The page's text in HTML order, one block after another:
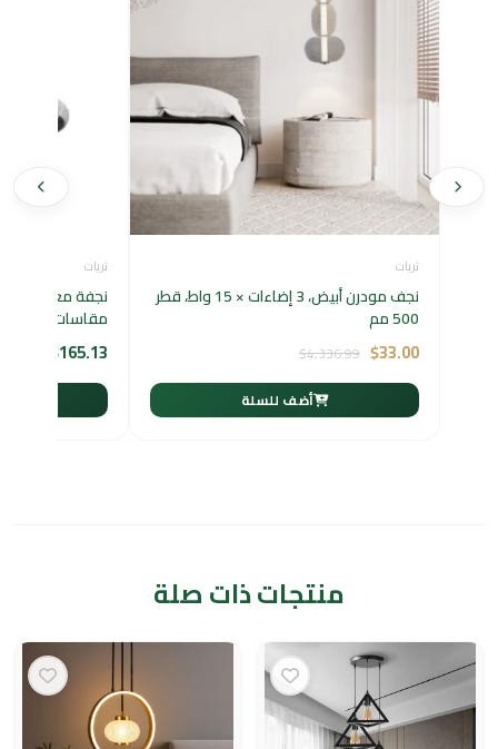
ثريات
نجف مودرن أبيض، 3 إضاءات × 15 واط، قطر
500 مم
$4,336.99 $33.00
أضف للسلة
ثريات
نجفة معلقة
مقاسات 40 / 60 / 80 سم — 200 واط
$165.13
منتجات ذات صلة